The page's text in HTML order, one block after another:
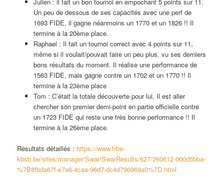
Un peu de dessous de ses capacités avec une perf de
1693 FIDE, il gagne néanmoins un 1770 et un 1826 !! Il
termine à la 20ème place.
Raphael : Il fait un tournoi correct avec 4 points sur 11,
même si il voulait/pouvait faire un peu plus, vu ses derniers
bons résultats du moment. Il réalise une performance de
1563 FIDE, mais gagne contre un 1702 et un 1770 !! Il
termine à la 23ème place
Tom : C’était la totale découverte pour lui. Il est aller
chercher son premier demi-point en partie officielle contre
un 1723 FIDE qui reste une très bonne performance !! Il
termine à la 26ème place.
Résultats détaillés : https://www.frbe-
kbsb.be/sites/manager/Swar/SwarResults/627/260612-000d5bba-
%7B8fbda67f-e7a6-4caa-96d7-dc4d796969a0%7D.html